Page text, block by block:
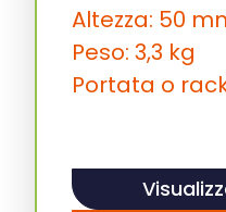
Altezza: 50
Peso: 3,3 kg
Portata o